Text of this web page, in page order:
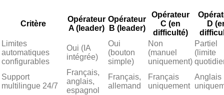
Critère
Opérateur
A (leader)
Opérateur
B (leader)
Opérateur
C (en
difficulté)
D
Limites
automatiques
configurables
Oui (IA
intégrée)
Oui
(bouton
simple)
Non
(manuel
uniquement)
Partiel
(limite
Support
multilingue 24/7
Français,
anglais,
espagnol
Français,
allemand
Français
uniquement
Anglais